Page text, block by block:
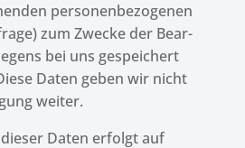
perso­nen­be­zo­ge­nen
zum Zwecke der Bear­
bei uns gespei­chert
Daten geben wir nicht
weiter.
Daten erfolgt auf